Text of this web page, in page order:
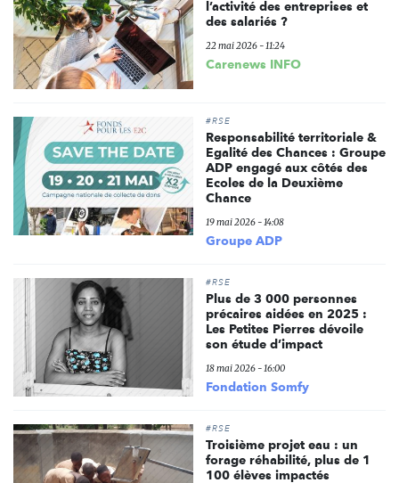
l’activité des entreprises et
des salariés ?
22 mai 2026 - 11:24
Carenews INFO
#RSE
Responsabilité territoriale &
Egalité des Chances : Groupe
ADP engagé aux côtés des
Ecoles de la Deuxième
Chance
19 mai 2026 - 14:08
Groupe ADP
#RSE
Plus de 3 000 personnes
précaires aidées en 2025 :
Les Petites Pierres dévoile
son étude d’impact
18 mai 2026 - 16:00
Fondation Somfy
#RSE
Troisième projet eau : un
forage réhabilité, plus de 1
100 élèves impactés